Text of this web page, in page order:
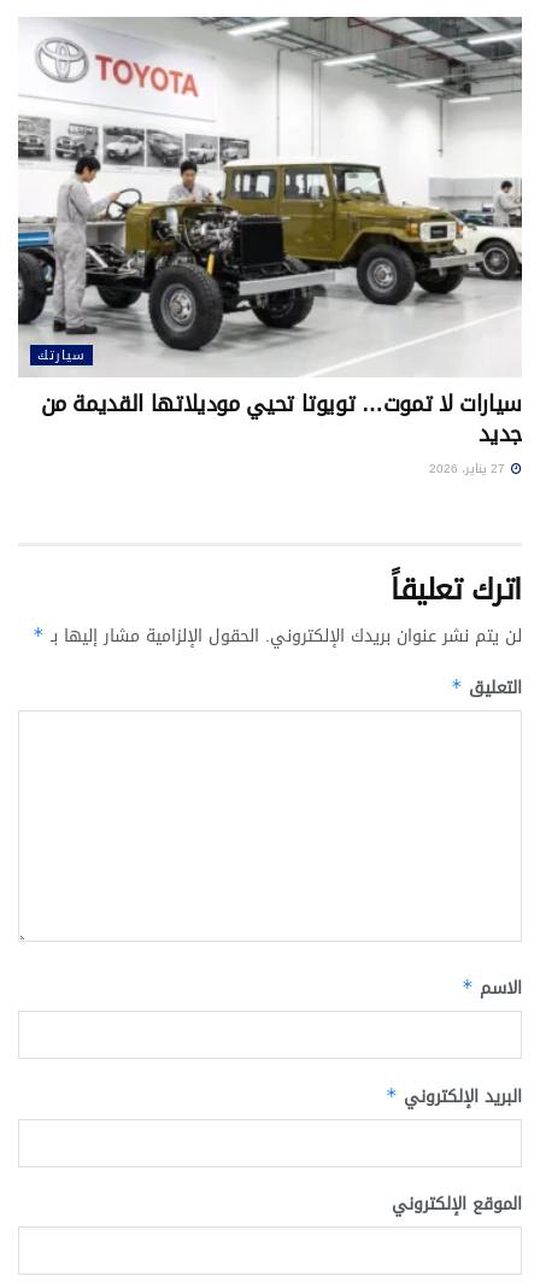
سيارتك
سيارات لا تموت… تويوتا تحيي موديلاتها القديمة من
جديد
اترك تعليقاً
لن يتم نشر عنوان بريدك الإلكتروني. الحقول الإلزامية مشار إليها بـ *
التعليق *
الاسم *
البريد الإلكتروني *
الموقع الإلكتروني